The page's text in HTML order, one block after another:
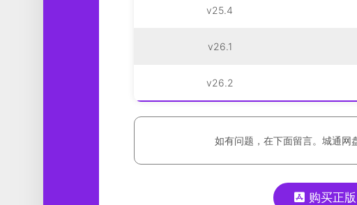
v25.4
v26.1
v26.2
如有问题，在下面留言。城通网
购买正版